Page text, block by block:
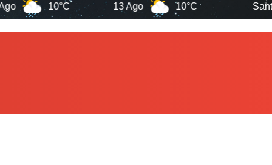
10°C 13 Ago 10°C Santa